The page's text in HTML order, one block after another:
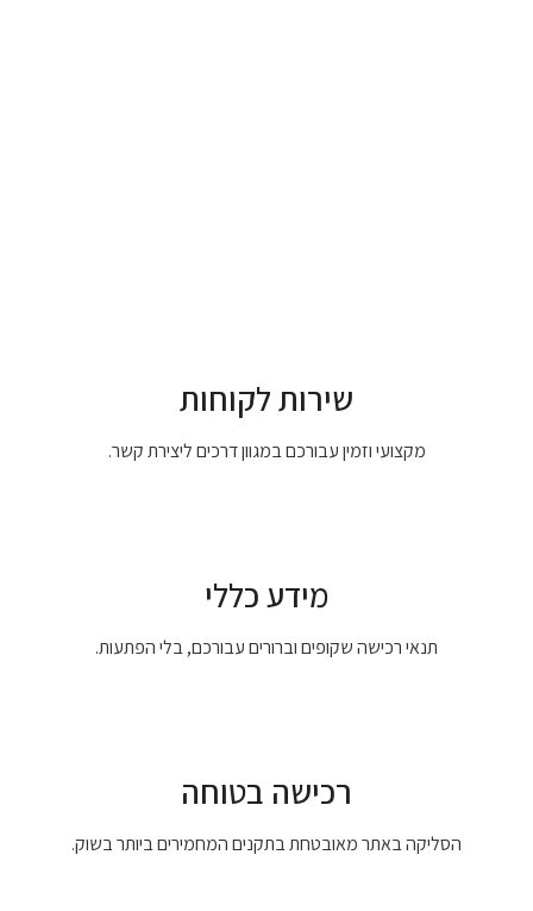
שירות לקוחות
מקצועי וזמין עבורכם במגוון דרכים ליצירת קשר.
מידע כללי
תנאי רכישה שקופים וברורים עבורכם, בלי הפתעות.
רכישה בטוחה
הסליקה באתר מאובטחת בתקנים המחמירים ביותר בשוק.